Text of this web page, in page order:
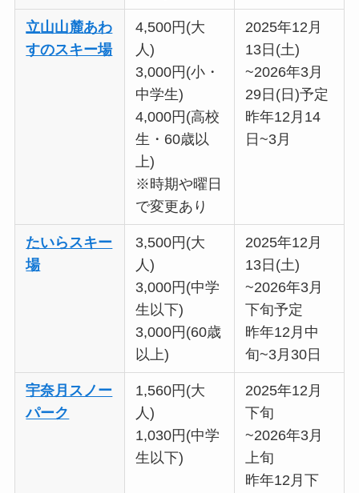
立山山麓あわ
すのスキー場
4,500円(大
人)
3,000円(小・
中学生)
4,000円(高校
生・60歳以
上)
※時期や曜日
で変更あり
2025年12月
13日(土)
~2026年3月
29日(日)予定
昨年12月14
日~3月
たいらスキー
場
3,500円(大
人)
3,000円(中学
生以下)
3,000円(60歳
以上)
2025年12月
13日(土)
~2026年3月
下旬予定
昨年12月中
旬~3月30日
宇奈月スノー
パーク
1,560円(大
人)
1,030円(中学
生以下)
2025年12月
下旬
~2026年3月
上旬
昨年12月下